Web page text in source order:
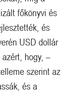
főkönyvi és
és
USD dollár
hogy, –
szerint az
és a